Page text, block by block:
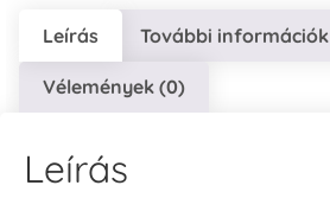
Leírás További információk
Vélemények (0)
Leírás